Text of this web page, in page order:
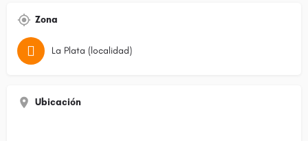
Zona
La Plata (localidad)
Ubicación